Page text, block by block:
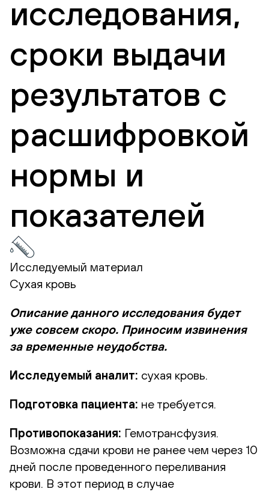
исследования,
сроки выдачи
результатов с
расшифровкой
нормы и
показателей
Исследуемый материал
Сухая кровь
Описание данного исследования будет
уже совсем скоро. Приносим извинения
за временные неудобства.
Исследуемый аналит: сухая кровь.
Подготовка пациента: не требуется.
Противопоказания: Гемотрансфузия.
Возможна сдачи крови не ранее чем через 10
дней после проведенного переливания
крови. В этот период в случае